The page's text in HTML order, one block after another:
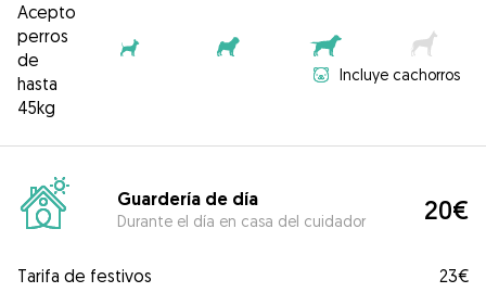
Acepto
perros
de
hasta
45kg
Incluye cachorros
Guardería de día
Durante el día en casa del cuidador 20€
Tarifa de festivos
23€